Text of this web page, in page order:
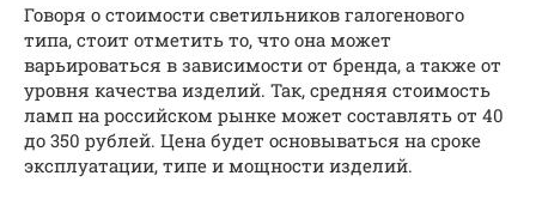
Говоря о стоимости светильников галогенового
типа, стоит отметить то, что она может
варьироваться в зависимости от бренда, а также от
уровня качества изделий. Так, средняя стоимость
ламп на российском рынке может составлять от 40
до 350 рублей. Цена будет основываться на сроке
эксплуатации, типе и мощности изделий.